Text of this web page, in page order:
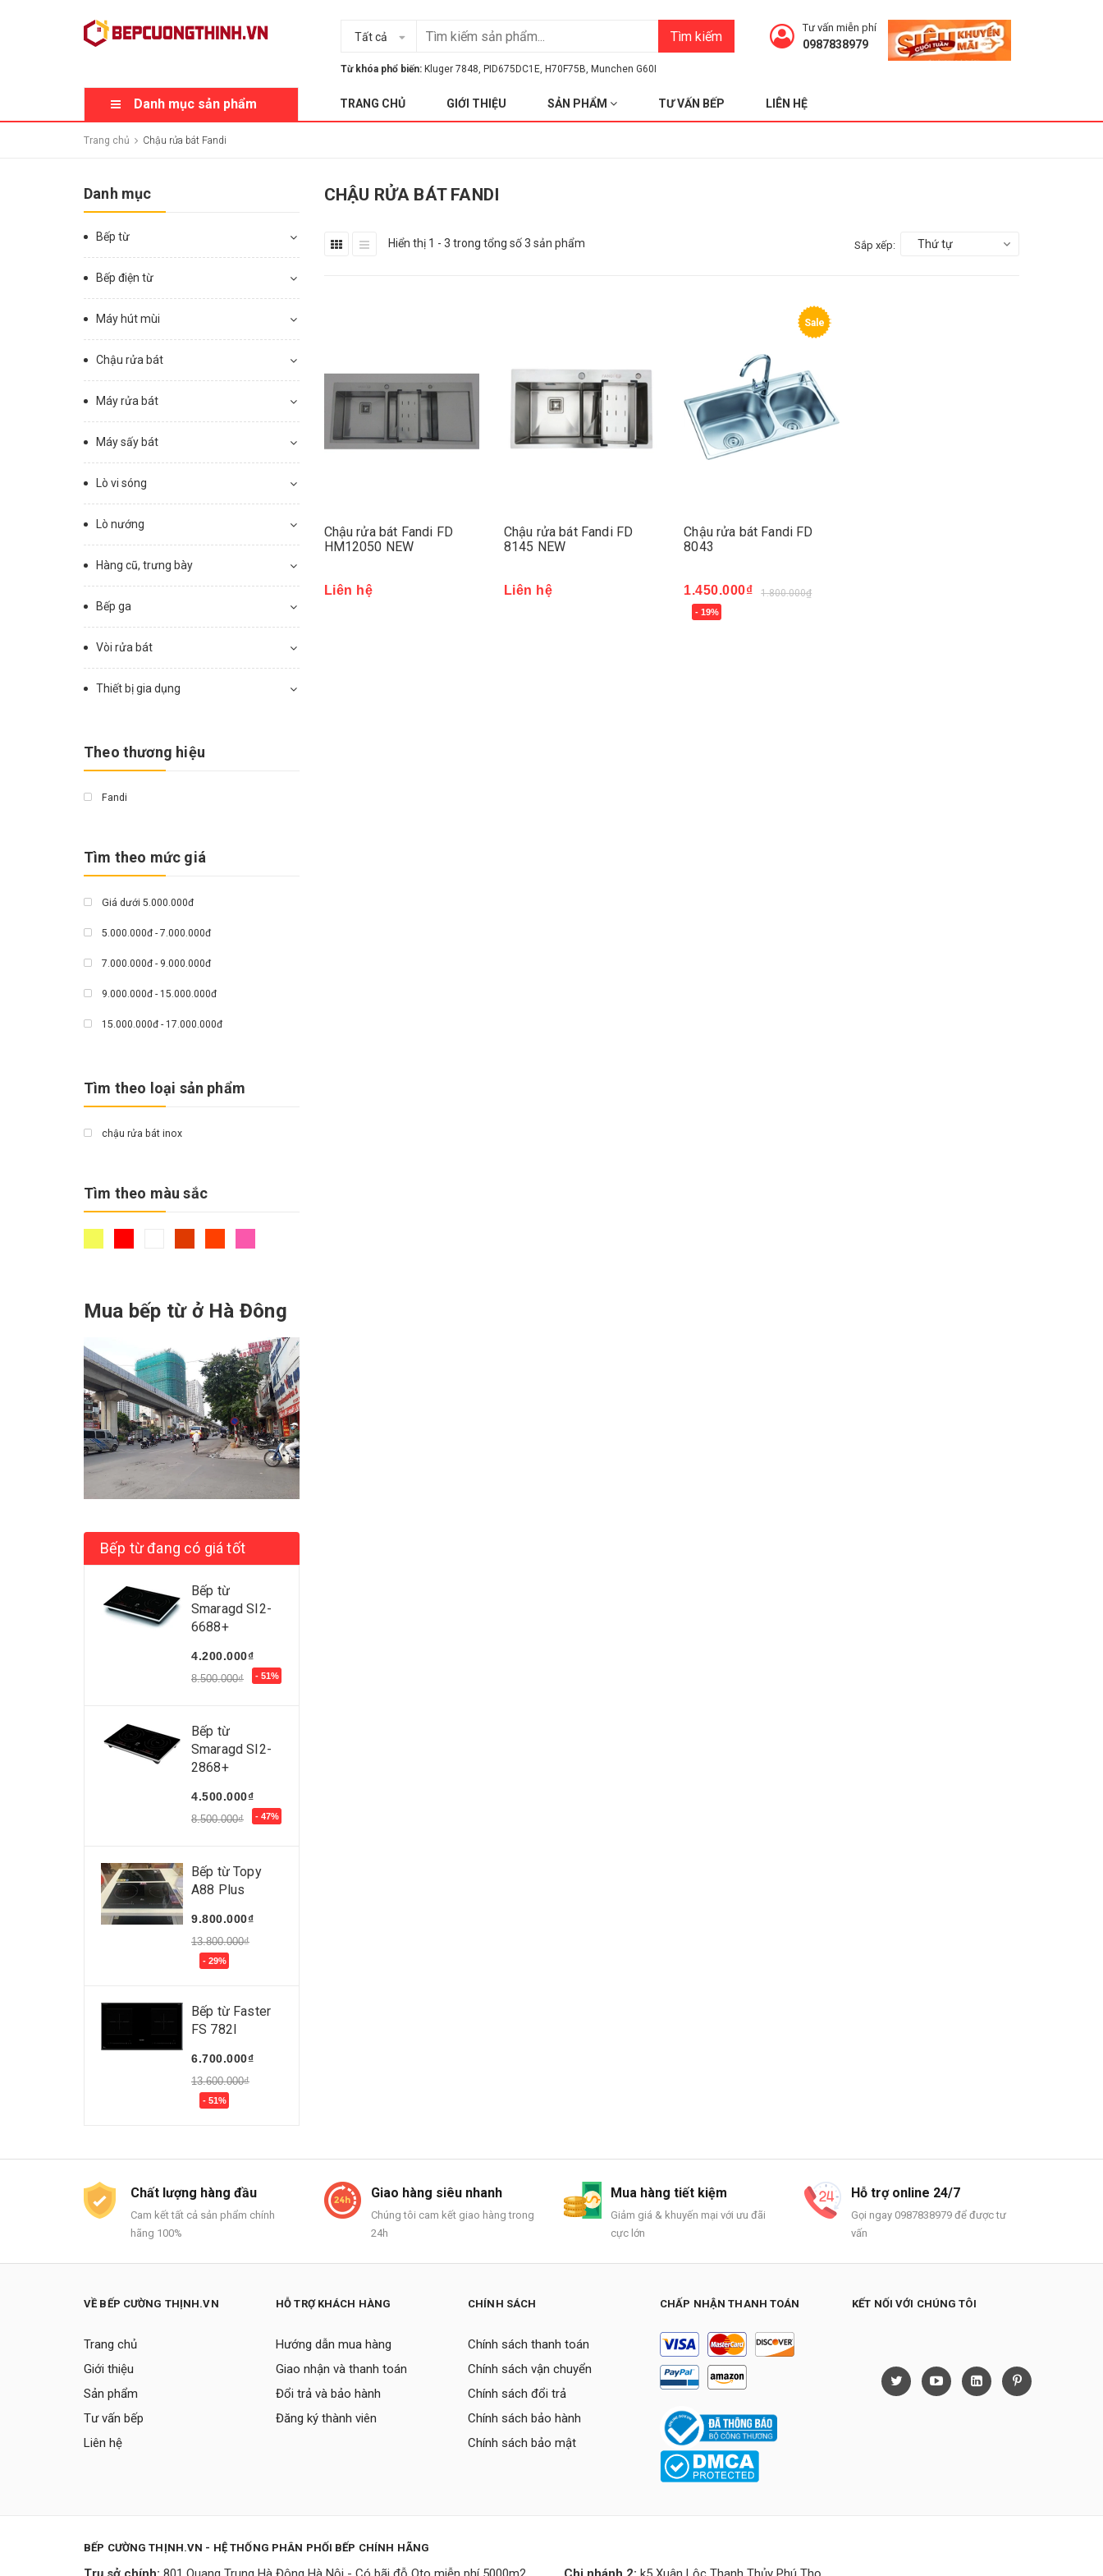
Tất cả Tìm kiếm
Từ khóa phổ biến: Kluger 7848, PID675DC1E, H70F75B, Munchen G60I
Tư vấn miễn phí
0987838979
Danh mục sản phẩm TRANG CHỦ GIỚI THIỆU SẢN PHẨM TƯ VẤN BẾP LIÊN HỆ
Trang chủ Chậu rửa bát Fandi
CHẬU RỬA BÁT FANDI
Hiển thị 1 - 3 trong tổng số 3 sản phẩm Sắp xếp: Thứ tự
Chậu rửa bát Fandi FD
HM12050 NEW
Liên hệ
Chậu rửa bát Fandi FD
8145 NEW
Liên hệ
Sale
Chậu rửa bát Fandi FD
8043
1.450.000₫ 1.800.000₫
- 19%
Mua ngay
Danh mục
Bếp từ
Bếp điện từ
Máy hút mùi
Chậu rửa bát
Máy rửa bát
Máy sấy bát
Lò vi sóng
Lò nướng
Hàng cũ, trưng bày
Bếp ga
Vòi rửa bát
Thiết bị gia dụng
Theo thương hiệu
Fandi
Tìm theo mức giá
Giá dưới 5.000.000đ
5.000.000đ - 7.000.000đ
7.000.000đ - 9.000.000đ
9.000.000đ - 15.000.000đ
15.000.000đ - 17.000.000đ
Tìm theo loại sản phẩm
chậu rửa bát inox
Tìm theo màu sắc
Mua bếp từ ở Hà Đông
Bếp từ đang có giá tốt
Bếp từ
Smaragd SI2-
6688+
4.200.000₫
8.500.000₫ - 51%
Bếp từ
Smaragd SI2-
2868+
4.500.000₫
8.500.000₫ - 47%
Bếp từ Topy
A88 Plus
9.800.000₫
13.800.000₫
- 29%
Bếp từ Faster
FS 782I
6.700.000₫
13.600.000₫
- 51%
Chất lượng hàng đầu
Cam kết tất cả sản phẩm chính
hãng 100%
Giao hàng siêu nhanh
Chúng tôi cam kết giao hàng trong
24h
Mua hàng tiết kiệm
Giảm giá & khuyến mại với ưu đãi
cực lớn
Hỗ trợ online 24/7
Gọi ngay 0987838979 để được tư
vấn
VỀ BẾP CƯỜNG THỊNH.VN
Trang chủ
Giới thiệu
Sản phẩm
Tư vấn bếp
Liên hệ
HỖ TRỢ KHÁCH HÀNG
Hướng dẫn mua hàng
Giao nhận và thanh toán
Đổi trả và bảo hành
Đăng ký thành viên
CHÍNH SÁCH
Chính sách thanh toán
Chính sách vận chuyển
Chính sách đổi trả
Chính sách bảo hành
Chính sách bảo mật
CHẤP NHẬN THANH TOÁN KẾT NỐI VỚI CHÚNG TÔI
BẾP CƯỜNG THỊNH.VN - HỆ THỐNG PHÂN PHỐI BẾP CHÍNH HÃNG